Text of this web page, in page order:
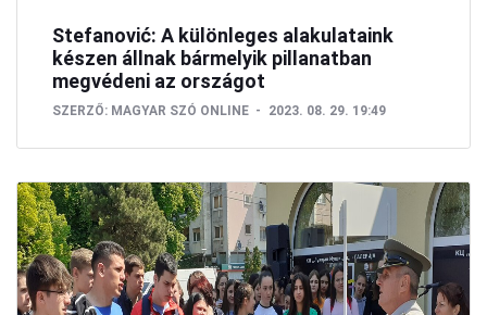
Stefanović: A különleges alakulataink
készen állnak bármelyik pillanatban
megvédeni az országot
SZERZŐ: MAGYAR SZÓ ONLINE 2023. 08. 29. 19:49